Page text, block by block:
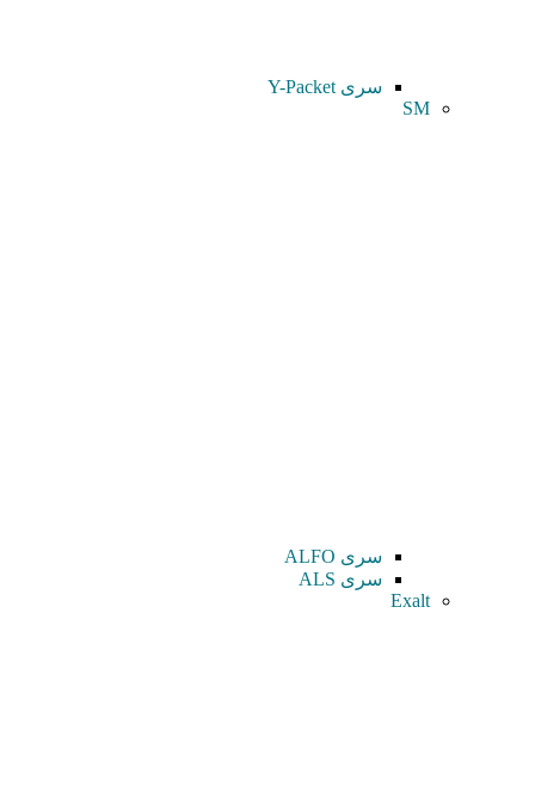
سری Y-Packet
SM
سری ALFO
سری ALS
Exalt